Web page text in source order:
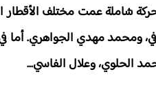
حركة شاملة عمت مختلف
ومحمد مهدي الجواهري.
الحلوي، وعلال الفاسي...